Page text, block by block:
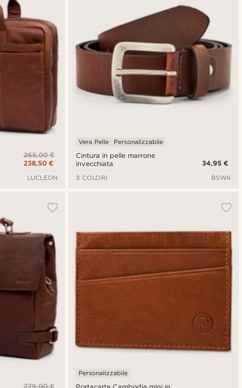
265,00 €
238,50 €
LUCLEON
Cintura in pelle marrone
invecchiata
Vera Pelle Personalizzabile
34,95 €
3 COLORI
BSWK
279,00 €
Personalizzabile